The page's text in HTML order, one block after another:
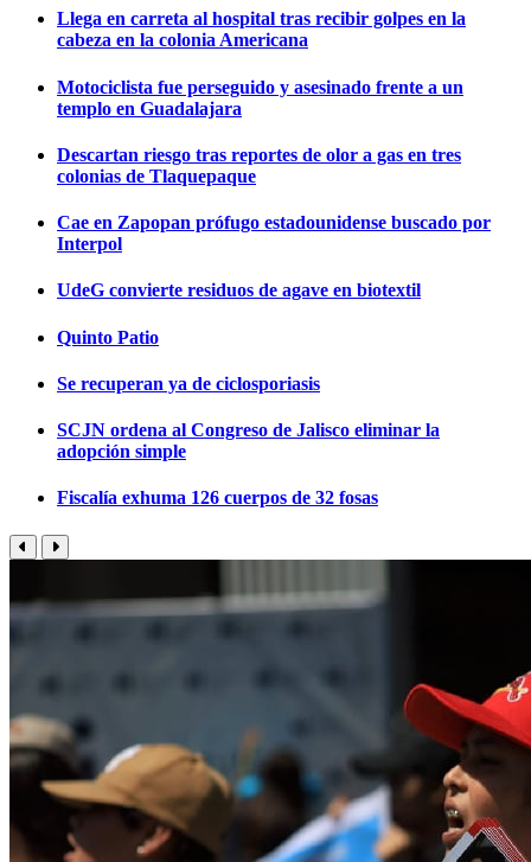
Llega en carreta al hospital tras recibir golpes en la
cabeza en la colonia Americana
Motociclista fue perseguido y asesinado frente a un
templo en Guadalajara
Descartan riesgo tras reportes de olor a gas en tres
colonias de Tlaquepaque
Cae en Zapopan prófugo estadounidense buscado por
Interpol
UdeG convierte residuos de agave en biotextil
Quinto Patio
Se recuperan ya de ciclosporiasis
SCJN ordena al Congreso de Jalisco eliminar la
adopción simple
Fiscalía exhuma 126 cuerpos de 32 fosas